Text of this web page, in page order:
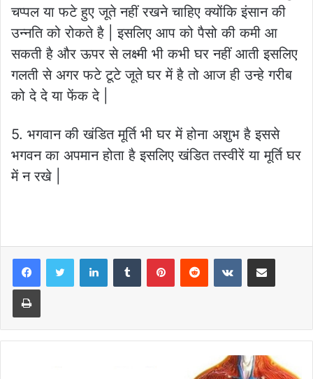
चप्पल या फटे हुए जूते नहीं रखने चाहिए क्योंकि इंसान की
उन्नति को रोकते है | इसलिए आप को पैसो की कमी आ
सकती है और ऊपर से लक्ष्मी भी कभी घर नहीं आती इसलिए
गलती से अगर फटे टूटे जूते घर में है तो आज ही उन्हे गरीब
को दे दे या फेंक दे |
5. भगवान की खंडित मूर्ति भी घर में होना अशुभ है इससे
भगवन का अपमान होता है इसलिए खंडित तस्वीरें या मूर्ति घर
में न रखे |
LinkedInTumblr PinterestReddit VKontakteShare via Email
Print